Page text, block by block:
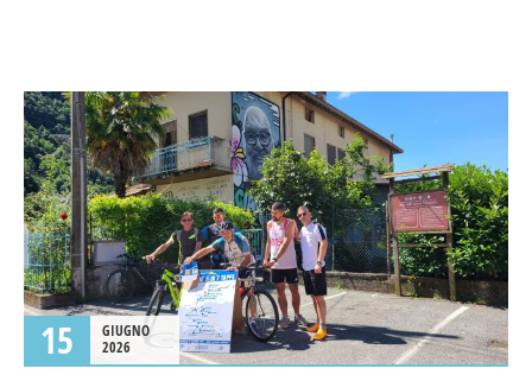
15
GIUGNO
2026